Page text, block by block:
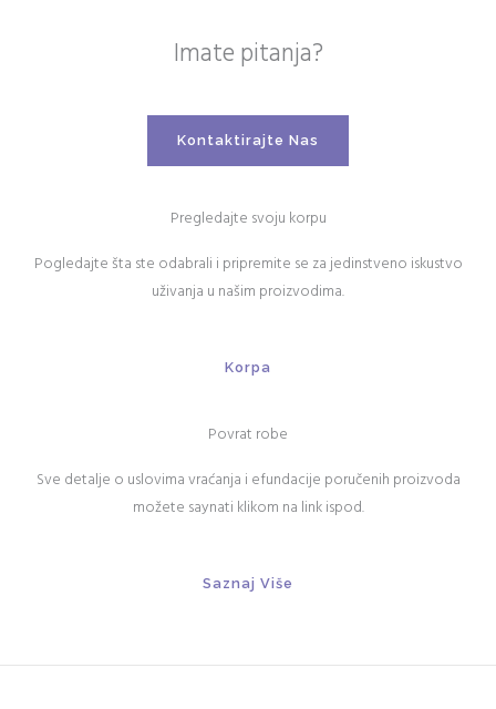
Imate pitanja?
Kontaktirajte Nas
Pregledajte svoju korpu
Pogledajte šta ste odabrali i pripremite se za jedinstveno iskustvo
uživanja u našim proizvodima.
Korpa
Povrat robe
Sve detalje o uslovima vraćanja i efundacije poručenih proizvoda
možete saynati klikom na link ispod.
Saznaj Više